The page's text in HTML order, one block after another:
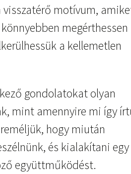
visszatérő motívum,
megérthessen
a kellemetlen
gondolatokat olyan
mint amennyire mi így
hogy miután
és kialakítani egy
együttműködést.